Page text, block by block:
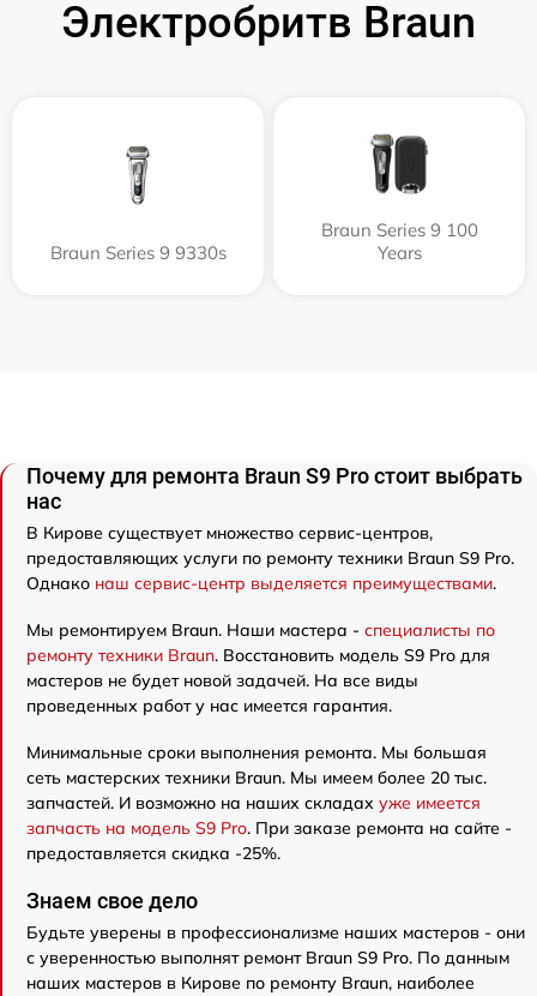
Электробритв Braun
Braun Series 9 9330s
Braun Series 9 100
Years
Почему для ремонта Braun S9 Pro стоит выбрать
нас
В Кирове существует множество сервис-центров,
предоставляющих услуги по ремонту техники Braun S9 Pro.
Однако наш сервис-центр выделяется преимуществами.
Мы ремонтируем Braun. Наши мастера - специалисты по
ремонту техники Braun. Восстановить модель S9 Pro для
мастеров не будет новой задачей. На все виды
проведенных работ у нас имеется гарантия.
Минимальные сроки выполнения ремонта. Мы большая
сеть мастерских техники Braun. Мы имеем более 20 тыс.
запчастей. И возможно на наших складах уже имеется
запчасть на модель S9 Pro. При заказе ремонта на сайте -
предоставляется скидка -25%.
Знаем свое дело
Будьте уверены в профессионализме наших мастеров - они
с уверенностью выполнят ремонт Braun S9 Pro. По данным
наших мастеров в Кирове по ремонту Braun, наиболее